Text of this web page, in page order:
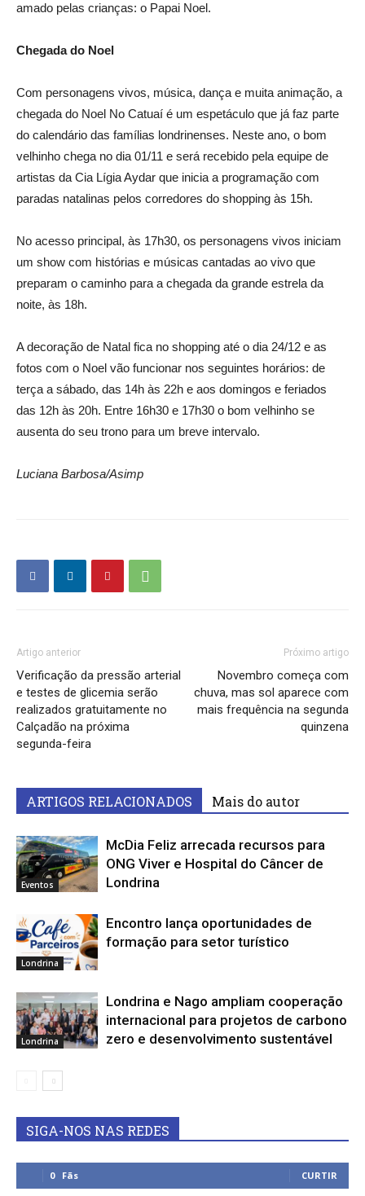
amado pelas crianças: o Papai Noel.
Chegada do Noel
Com personagens vivos, música, dança e muita animação, a
chegada do Noel No Catuaí é um espetáculo que já faz parte
do calendário das famílias londrinenses. Neste ano, o bom
velhinho chega no dia 01/11 e será recebido pela equipe de
artistas da Cia Lígia Aydar que inicia a programação com
paradas natalinas pelos corredores do shopping às 15h.
No acesso principal, às 17h30, os personagens vivos iniciam
um show com histórias e músicas cantadas ao vivo que
preparam o caminho para a chegada da grande estrela da
noite, às 18h.
A decoração de Natal fica no shopping até o dia 24/12 e as
fotos com o Noel vão funcionar nos seguintes horários: de
terça a sábado, das 14h às 22h e aos domingos e feriados
das 12h às 20h. Entre 16h30 e 17h30 o bom velhinho se
ausenta do seu trono para um breve intervalo.
Luciana Barbosa/Asimp
Artigo anterior
Verificação da pressão arterial
e testes de glicemia serão
realizados gratuitamente no
Calçadão na próxima
segunda-feira
Próximo artigo
Novembro começa com
chuva, mas sol aparece com
mais frequência na segunda
quinzena
ARTIGOS RELACIONADOS Mais do autor
Eventos
McDia Feliz arrecada recursos para
ONG Viver e Hospital do Câncer de
Londrina
Londrina
Encontro lança oportunidades de
formação para setor turístico
Londrina
Londrina e Nago ampliam cooperação
internacional para projetos de carbono
zero e desenvolvimento sustentável
SIGA-NOS NAS REDES
0 Fãs CURTIR